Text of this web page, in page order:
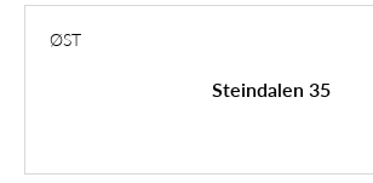
ØST
Steindalen 35